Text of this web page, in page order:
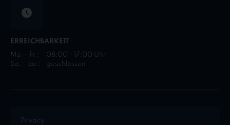
ERREICHBARKEIT
Mo. - Fr.:
08:00 - 17:00 Uhr
Sa. - So.:
geschlossen
Privacy